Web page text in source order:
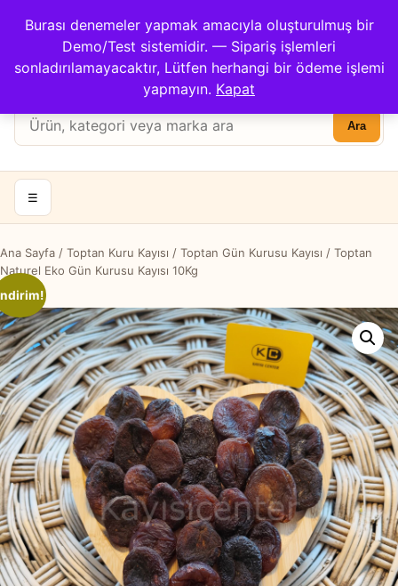
Burası denemeler yapmak amacıyla oluşturulmuş bir
Demo/Test sistemidir. — Sipariş işlemleri
sonladırılamayacaktır, Lütfen herhangi bir ödeme işlemi
yapmayın. Kapat
Kargom Nerede?İletişim
Apricot Center
Ürün
ara:
Ara
Hesabım
Sepet
☰
Ana Sayfa / Toptan Kuru Kayısı / Toptan Gün Kurusu Kayısı / Toptan
Naturel Eko Gün Kurusu Kayısı 10Kg